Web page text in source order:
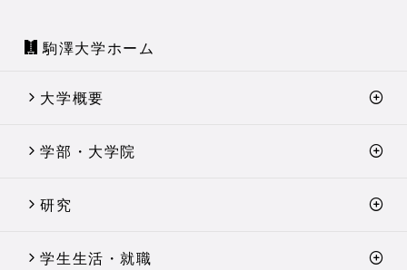
駒澤大学ホーム
大学概要
学部・大学院
研究
学生生活・就職